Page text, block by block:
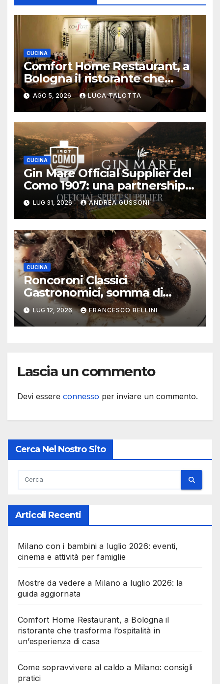
CUCINA
Comfort Home Restaurant, a
Bologna il ristorante che
trasforma l’ospitalità in
un’esperienza di casa
AGO 5, 2026 LUCA TALOTTA
CUCINA
Gin Mare Official Supplier del
Como 1907: una partnership
all’insegna di sport, lifestyle e
hospitality
LUG 31, 2026 ANDREA GUSSONI
CUCINA
Roncoroni Classici
Gastronomici, somma di
memorie
LUG 12, 2026 FRANCESCO BELLINI
Lascia un commento
Devi essere connesso per inviare un commento.
Cerca Nel Nostro Sito
Articoli Recenti
Milano con i bambini a luglio 2026: eventi,
cinema e attività per famiglie
Mostre da vedere a Milano a luglio 2026: la
guida aggiornata
Comfort Home Restaurant, a Bologna il
ristorante che trasforma l’ospitalità in
un’esperienza di casa
Come sopravvivere al caldo a Milano: consigli
pratici